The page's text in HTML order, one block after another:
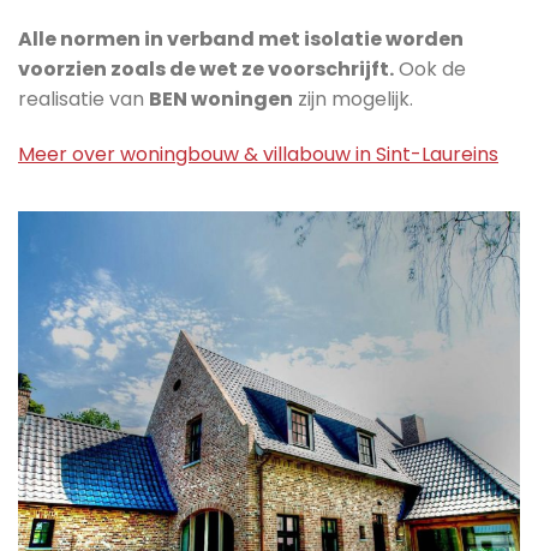
Alle normen in verband met isolatie worden
voorzien zoals de wet ze voorschrijft.Ook de
realisatie van BEN woningen zijn mogelijk.
Meer over woningbouw & villabouw in Sint-Laureins